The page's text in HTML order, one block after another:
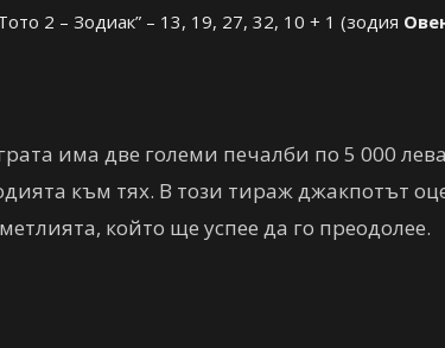
2 – Зодиак” – 13, 19, 27, 32, 10 + 1 (зодия
има две големи печалби по 5 000
към тях. В този тираж джакпотът
който ще успее да го преодолее.